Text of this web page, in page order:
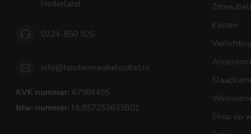
Nederland
0224-850 926
info@houtenmeubeloutlet.nl
KVK nummer: 67984495
btw-nummer: NL857253633B01
Kasten
Verlichting
Shop op